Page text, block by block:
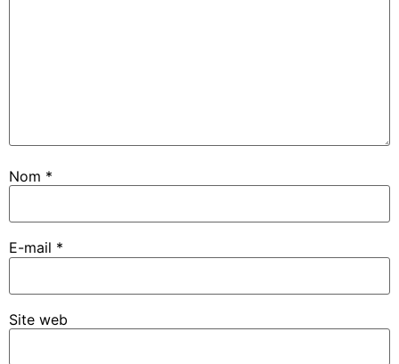
Nom *
E-mail *
Site web